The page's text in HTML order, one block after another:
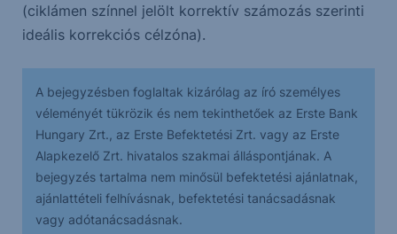
(ciklámen színnel jelölt korrektív számozás szerinti
ideális korrekciós célzóna).
A bejegyzésben foglaltak kizárólag az író személyes
véleményét tükrözik és nem tekinthetőek az Erste Bank
Hungary Zrt., az Erste Befektetési Zrt. vagy az Erste
Alapkezelő Zrt. hivatalos szakmai álláspontjának. A
bejegyzés tartalma nem minősül befektetési ajánlatnak,
ajánlattételi felhívásnak, befektetési tanácsadásnak
vagy adótanácsadásnak.